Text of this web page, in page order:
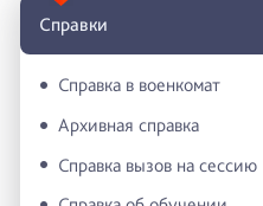
Справки
Справка в военкомат
Архивная справка
Справка вызов на сессию